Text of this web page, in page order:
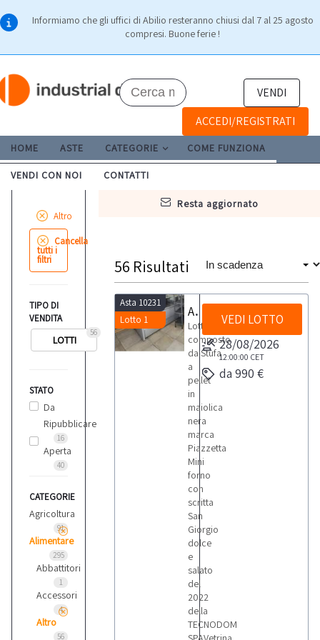
Informiamo che gli uffici di Abilio resteranno chiusi dal 7 al 25 agosto
compresi. Buone ferie !
VENDI
ACCEDI/REGISTRATI
HOME ASTE CATEGORIE COME FUNZIONA
VENDI CON NOI CONTATTI
resta aggiornato
Altro
Cancella
tutti i
filtri
TIPO DI
VENDITA
56
LOTTI
STATO
Da
Ripubblicare
16
Aperta
40
CATEGORIE
Agricoltura
91
Alimentare
295
Abbattitori
1
Accessori
4
Altro
56
56 Risultati
Asta 10231
Lotto 1
Attrezzature e arredi
Lotto
composto
da:Stufa
a
pellet
in
maiolica
nera
marca
Piazzetta
Mini
forno
con
scritta
San
Giorgio
dolce
e
salato
del
2022
della
TECNODOM
VEDI LOTTO
28/08/2026
12:00:00 CET
da 990 €